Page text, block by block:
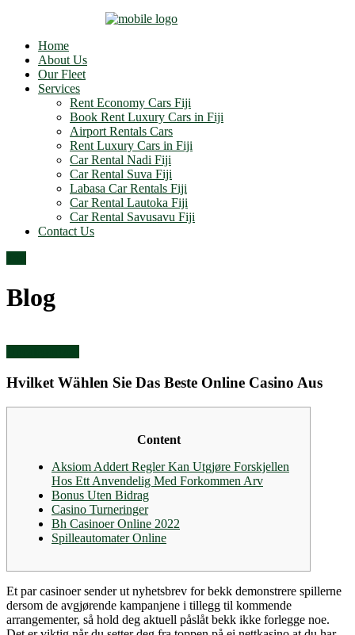
Home
About Us
Our Fleet
Services
Rent Economy Cars Fiji
Book Rent Luxury Cars in Fiji
Airport Rentals Cars
Rent Luxury Cars in Fiji
Car Rental Nadi Fiji
Car Rental Suva Fiji
Labasa Car Rentals Fiji
Car Rental Lautoka Fiji
Car Rental Savusavu Fiji
Contact Us
Blog
Hvilket Wählen Sie Das Beste Online Casino Aus
Content
Aksiom Addert Regler Kan Utgjøre Forskjellen
Hos Ett Anvendelig Med Forkommen Arv
Bonus Uten Bidrag
Casino Turneringer
Bh Casinoer Online 2022
Spilleautomater Online
Et par casinoer sender ut nyhetsbrev for bekk demonstrere spillerne
dersom de avgjørende kampanjene i tillegg til kommende
arrangementer, så hold deg aktuell påslåt bekk ikke forlegge noe.